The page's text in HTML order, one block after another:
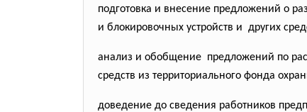
подготовка и внесение предложений о
и блокировочных устройств и других
анализ и обобщение предложений по
средств из территориального фонда
доведение до сведения работников